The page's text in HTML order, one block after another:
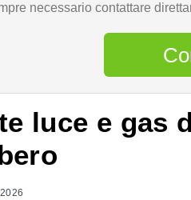
necessario contattare
luce e gas